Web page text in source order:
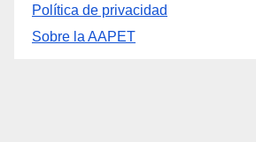
Política de privacidad
Sobre la AAPET